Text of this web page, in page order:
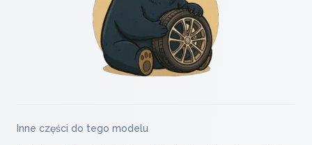
Inne części do tego modelu